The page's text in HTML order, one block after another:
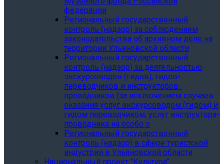
федерации
Региональный государственный
контроль (надзор) за соблюдением
законодательства об архивном деле на
территории Ульяновской области
Региональный государственный
контроль (надзор) за деятельностью
экскурсоводов (гидов), гидов-
переводчиков и инструкторов-
проводников (за исключением случаев
оказания услуг экскурсоводом (гидом) и
гидом переводчиком, услуг инструктора-
проводника на особо о
Региональный государственный
контроль (надзор) в сфере туристской
индустрии в Ульяновской области
Национальный проект "Культура"